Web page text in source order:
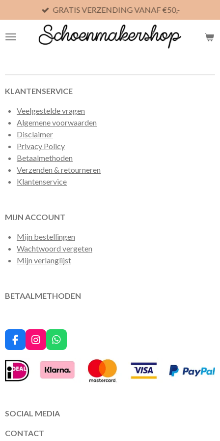
direct
naar
GRATIS VERZENDING VANAF €50,-
KLANTENSERVICE
Veelgestelde vragen
Algemene voorwaarden
Disclaimer
Privacy Policy
Betaalmethoden
Verzenden & retourneren
Klantenservice
MIJN ACCOUNT
Mijn bestellingen
Wachtwoord vergeten
Mijn verlanglijst
BETAALMETHODEN
F
a
c
e
b
k
I
n
a
m
W
h
a
t
s
p
SOCIAL MEDIA
CONTACT